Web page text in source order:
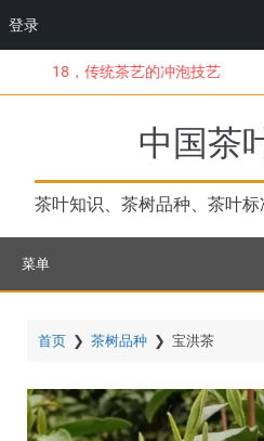
到
18，传统茶艺的冲泡技艺
中国茶
茶叶知识、茶树品种、茶叶
菜单
首页 ❯ 茶树品种 ❯ 宝洪茶
登录